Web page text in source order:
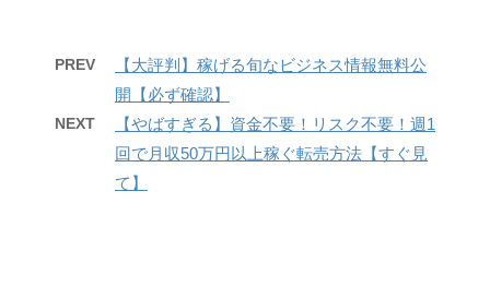
PREV
【大評判】稼げる旬なビジネス情報無料公
開【必ず確認】
NEXT
【やばすぎる】資金不要！リスク不要！週1
回で月収50万円以上稼ぐ転売方法【すぐ見
て】